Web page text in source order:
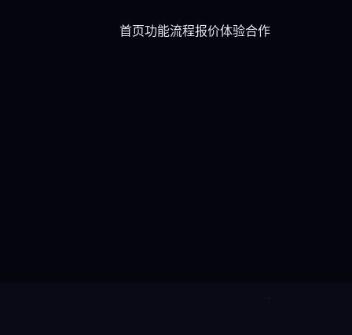
首页功能流程报价体验合作